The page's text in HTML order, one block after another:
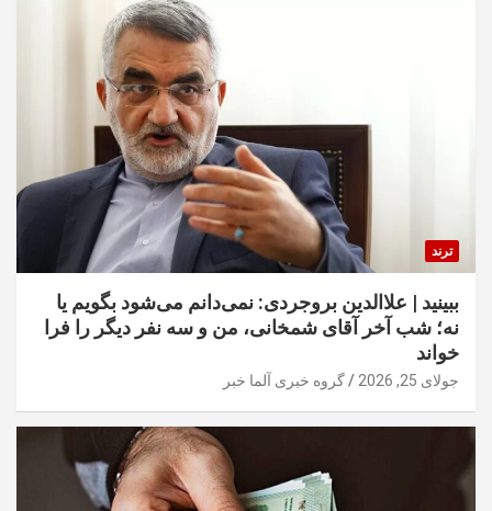
ترند
ببینید | علاالدین بروجردی: نمی‌دانم می‌شود بگویم یا
نه؛ شب آخر آقای شمخانی، من و سه نفر دیگر را فرا
خواند
جولای 25, 2026 گروه خبری آلما خبر